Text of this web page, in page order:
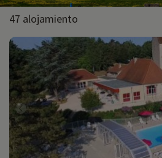
47 alojamiento